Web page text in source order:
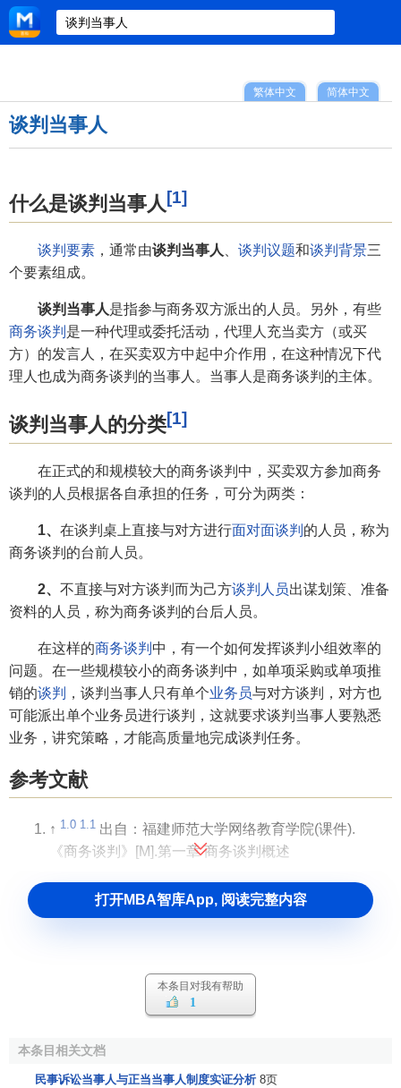
简体中文
繁体中文
谈判当事人
什么是谈判当事人[1]
谈判要素 ，通常由谈判当事人 谈判议题和谈判背景三
个要素组成。
谈判当事人是指参与商务双方派出的人员。另外，有些
商务谈判 是一种代理或委托活动，代理人充当卖方（或买
方）的发言人，在买卖双方中起中介作用，在这种情况下代
理人也成为商务谈判的当事人。当事人是商务谈判的主体。
谈判当事人的分类[1]
在正式的和规模较大的商务谈判中，买卖双方参加商务
谈判的人员根据各自承担的任务，可分为两类：
1、 在谈判桌上直接与对方进行面对面谈判 的人员，称为
商务谈判的台前人员。
2、 不直接与对方谈判而为己方谈判人员出谋划策、准备
资料的人员，称为商务谈判的台后人员。
在这样的商务谈判 中，有一个如何发挥谈判小组效率的
问题。在一些规模较小的商务谈判中，如单项采购或单项推
销的谈判 ，谈判当事人只有单个业务员与对方谈判，对方也
可能派出单个业务员进行谈判，这就要求谈判当事人要熟悉
业务，讲究策略，才能高质量地完成谈判任务。
参考文献
↑ 1.0 1.1 出自：福建师范大学网络教育学院(课件).
《商务谈判》[M].第一章 商务谈判概述
打开MBA智库App, 阅读完整内容
本条目对我有帮助
1
本条目相关文档
民事诉讼当事人与正当当事人制度实证分析 8页